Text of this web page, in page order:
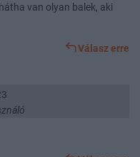
van olyan balek, aki
Válasz erre